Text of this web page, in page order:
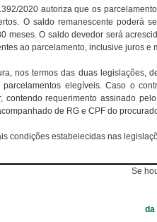
2020 autoriza que os
O saldo remanescente poderá
meses. O saldo devedor será
ao parcelamento, inclusive juros e
nos termos das duas legislações,
elegíveis. Caso o
contendo requerimento assinado
de RG e CPF do
condições estabelecidas nas
Se
da